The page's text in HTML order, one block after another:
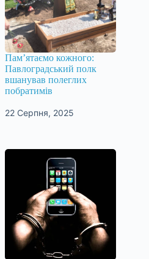
Пам’ятаємо кожного:
Павлоградський полк
вшанував полеглих
побратимів
22 Серпня, 2025